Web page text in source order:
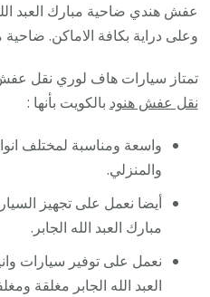
عفش هندي ضاحية مبارك العبد
وعلى دراية بكافة الاماكن. ضاحية
تمتاز سيارات هاف لوري نقل عفش
نقل عفش هنود بالكويت بأنها :
واسعة ومناسبة لمختلف
والمنزلي.
أيضا نعمل على تجهيز
مبارك العبد الله الجابر.
نعمل على توفير سيارات
العبد الله الجابر مغلقة